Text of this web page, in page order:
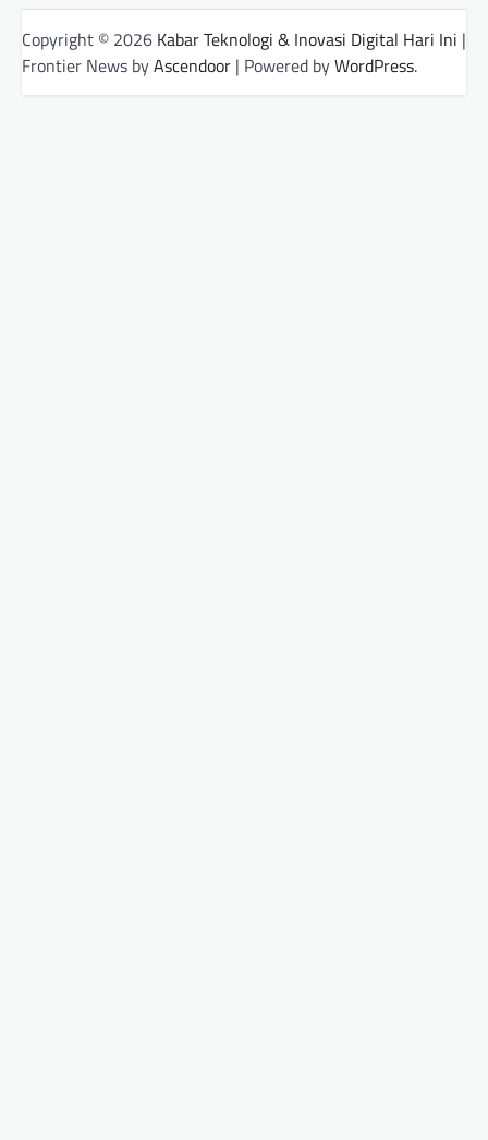
Copyright © 2026 Kabar Teknologi & Inovasi Digital Hari Ini |
Frontier News byAscendoor | Powered byWordPress.